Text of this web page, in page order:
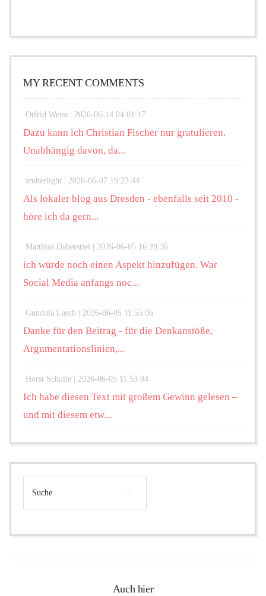
MY RECENT COMMENTS
Otfrid Weiss | 2026-06-14 04:01:17
Dazu kann ich Christian Fischer nur gratulieren.
Unabhängig davon, da...
amberlight | 2026-06-07 19:23:44
Als lokaler blog aus Dresden - ebenfalls seit 2010 -
höre ich da gern...
Matthias Daberstiel | 2026-06-05 16:29:36
ich würde noch einen Aspekt hinzufügen. War
Social Media anfangs noc...
Gundula Lasch | 2026-06-05 11:55:06
Danke für den Beitrag - für die Denkanstöße,
Argumentationslinien,...
Horst Schulte | 2026-06-05 11:53:04
Ich habe diesen Text mit großem Gewinn gelesen –
und mit diesem etw...
Auch hier